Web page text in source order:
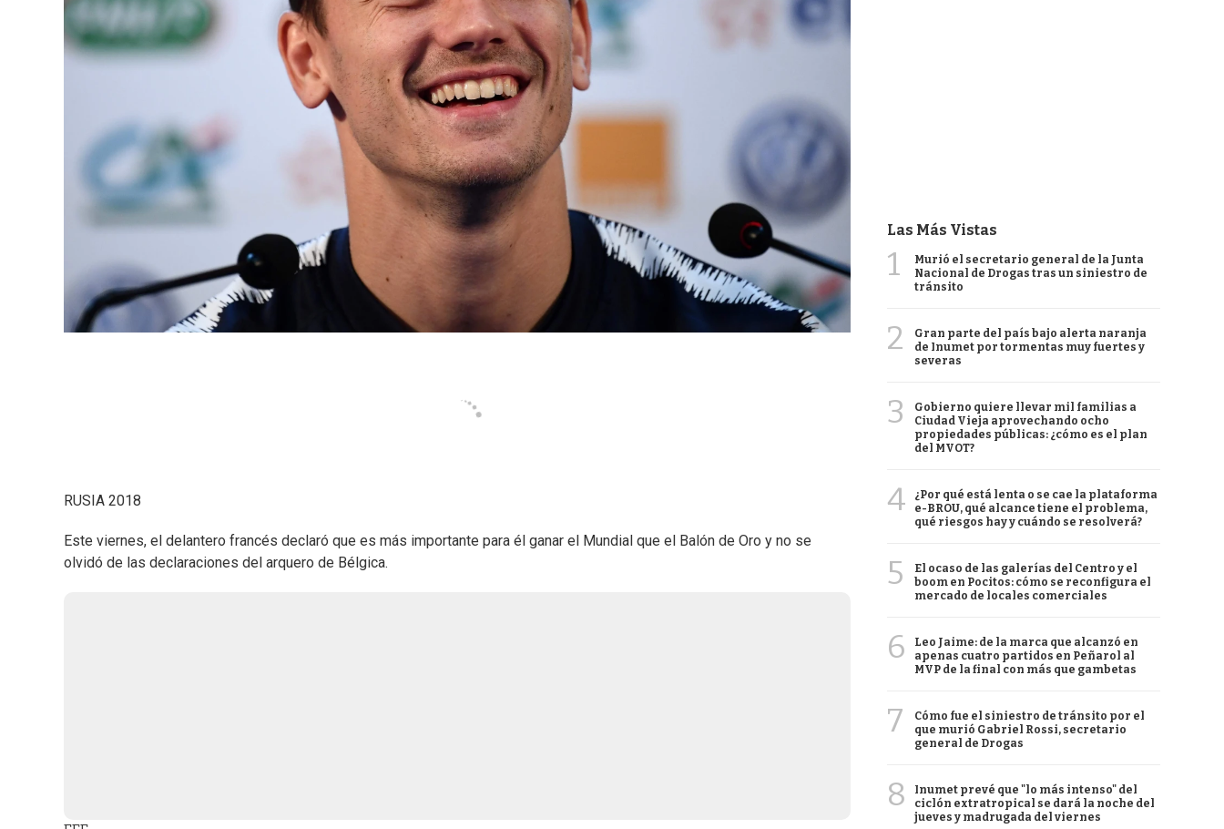
RUSIA 2018
Este viernes, el delantero francés declaró que es más importante para él ganar el Mundial que el Balón de Oro y no se
olvidó de las declaraciones del arquero de Bélgica.
Las Más Vistas
1
Murió el secretario general de la Junta
Nacional de Drogas tras un siniestro de
tránsito
2
Gran parte del país bajo alerta naranja
de Inumet por tormentas muy fuertes y
severas
3
Gobierno quiere llevar mil familias a
Ciudad Vieja aprovechando ocho
propiedades públicas: ¿cómo es el plan
del MVOT?
4
¿Por qué está lenta o se cae la plataforma
e-BROU, qué alcance tiene el problema,
qué riesgos hay y cuándo se resolverá?
5
El ocaso de las galerías del Centro y el
boom en Pocitos: cómo se reconfigura el
mercado de locales comerciales
6
Leo Jaime: de la marca que alcanzó en
apenas cuatro partidos en Peñarol al
MVP de la final con más que gambetas
7
Cómo fue el siniestro de tránsito por el
que murió Gabriel Rossi, secretario
general de Drogas
8
Inumet prevé que "lo más intenso" del
ciclón extratropical se dará la noche del
jueves y madrugada del viernes